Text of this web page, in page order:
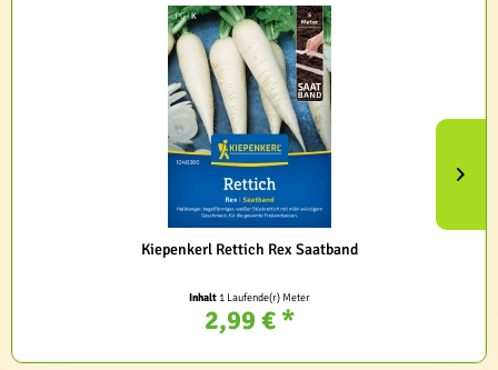
Kiepenkerl Rettich Rex Saatband
Inhalt 1 Laufende(r) Meter
2,99 € *